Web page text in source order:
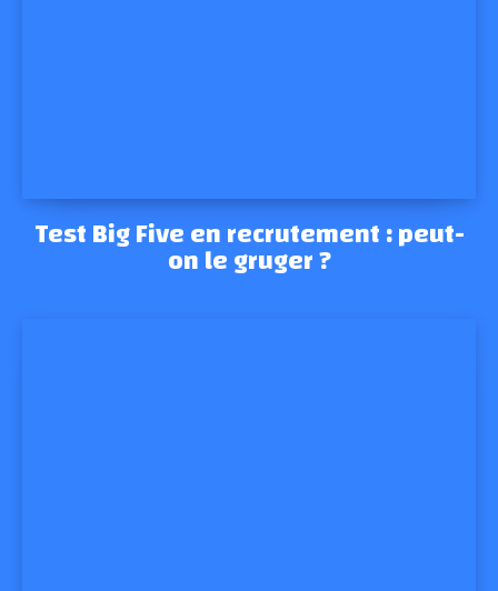
Test Big Five en recrutement : peut-
on le gruger ?